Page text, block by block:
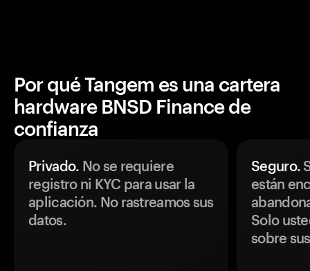
Por qué Tangem es una cartera
hardware BNSD Finance de
confianza
Privado. No se requiere
registro ni KYC para usar la
aplicación. No rastreamos sus
datos.
Seguro.
están
Solo
sobre